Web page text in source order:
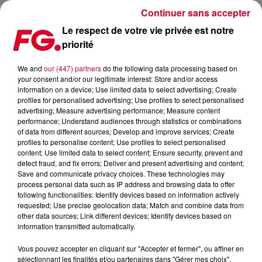
LES CROISIÈRES ELECTRONIQUES À CANNES !
Publié : 9 juillet 2020 à 9h50 par Christophe HUBERT
Le respect de votre vie privée est notre
priorité
We and our (447) partnersdo the following data processing based on
your consent and/or our legitimate interest: Store and/or access
information on a device; Use limited data to select advertising; Create
profiles for personalised advertising; Use profiles to select personalised
advertising; Measure advertising performance; Measure content
performance; Understand audiences through statistics or combinations
of data from different sources; Develop and improve services; Create
profiles to personalise content; Use profiles to select personalised
content; Use limited data to select content; Ensure security, prevent and
detect fraud, and fix errors; Deliver and present advertising and content;
Save and communicate privacy choices. These technologies may
process personal data such as IP address and browsing data to offer
following functionalities: Identify devices based on information actively
requested; Use precise geolocation data; Match and combine data from
other data sources; Link different devices; Identify devices based on
information transmitted automatically.
Vous pouvez accepter en cliquant sur "Accepter et fermer", ou affiner en
sélectionnant les finalités et/ou partenaires dans "Gérer mes choix".
Continuer sans accepter